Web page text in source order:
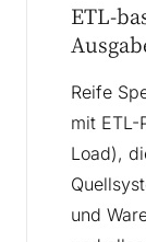
ETL-
Reife
mit ETL-
Load),
und